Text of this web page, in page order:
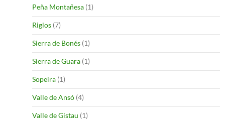
Peña Montañesa (1)
Riglos (7)
Sierra de Bonés (1)
Sierra de Guara (1)
Sopeira (1)
Valle de Ansó (4)
Valle de Gistau (1)